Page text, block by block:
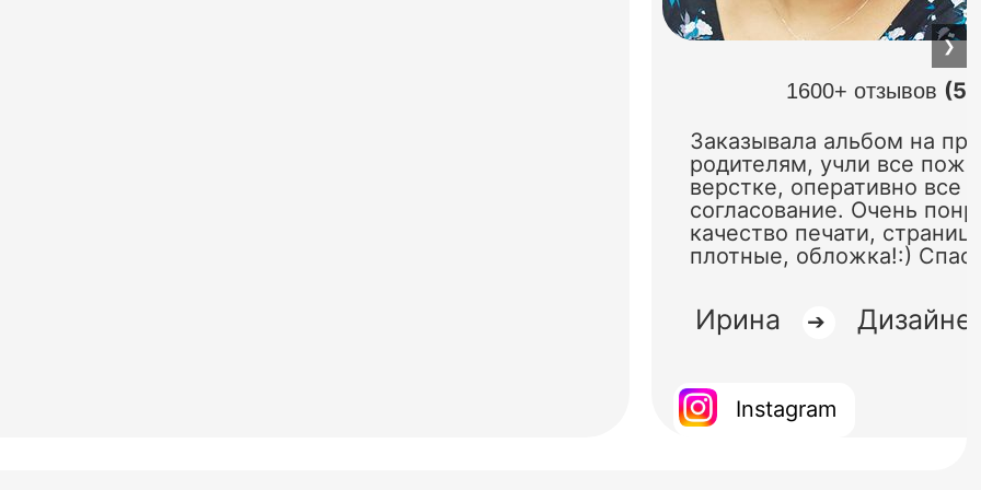
1600+ отзывов
Заказывала альбом на
родителям, учли все
верстке, оперативно все
согласование. Очень
качество печати,
плотные, обложка!:)
Ирина ➔
Instagram
❯